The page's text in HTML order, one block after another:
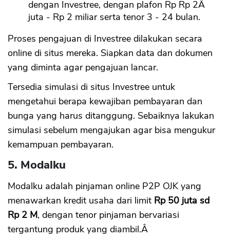
dengan Investree, dengan plafon Rp Rp 2Â
juta - Rp 2 miliar serta tenor 3 - 24 bulan.
Proses pengajuan di Investree dilakukan secara
online di situs mereka. Siapkan data dan dokumen
yang diminta agar pengajuan lancar.
Tersedia simulasi di situs Investree untuk
mengetahui berapa kewajiban pembayaran dan
bunga yang harus ditanggung. Sebaiknya lakukan
simulasi sebelum mengajukan agar bisa mengukur
kemampuan pembayaran.
5. Modalku
Modalku adalah pinjaman online P2P OJK yang
menawarkan kredit usaha dari limit Rp 50 juta sd
Rp 2 M, dengan tenor pinjaman bervariasi
tergantung produk yang diambil.Â